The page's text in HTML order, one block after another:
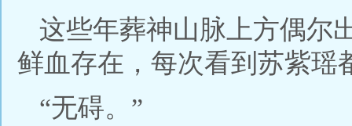
这些年葬神山脉上方偶尔
鲜血存在，每次看到苏紫瑶
“无碍。”